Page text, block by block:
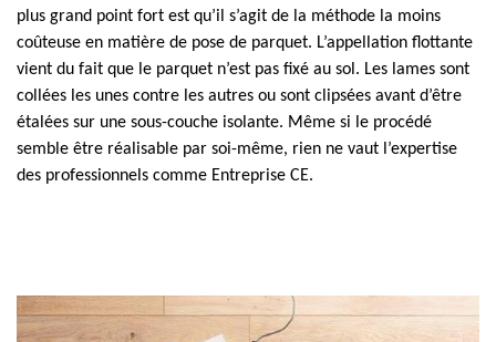
plus grand point fort est qu’il s’agit de la méthode la moins
coûteuse en matière de pose de parquet. L’appellation flottante
vient du fait que le parquet n’est pas fixé au sol. Les lames sont
collées les unes contre les autres ou sont clipsées avant d’être
étalées sur une sous-couche isolante. Même si le procédé
semble être réalisable par soi-même, rien ne vaut l’expertise
des professionnels comme Entreprise CE.